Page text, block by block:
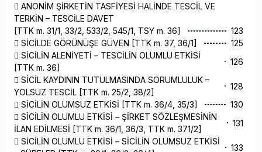
 ANONİM ŞİRKETİN TASFİYESİ HALİNDE TESCİL VE
TERKİN – TESCİLE DAVET
[TTK m. 31/1, 33/2, 533/2, 545/1, TSY m. 36]
123
 SİCİLDE GÖRÜNÜŞE GÜVEN [TTK m. 37, 36/1]
125
 SİCİLİN ALENİYETİ – TESCİLİN OLUMLU ETKİSİ
[TTK m. 36]
126
 SİCİL KAYDININ TUTULMASINDA SORUMLULUK –
YOLSUZ TESCİL [TTK m. 25/2, 38/2]
128
 SİCİLİN OLUMSUZ ETKİSİ [TTK m. 36/4, 35/3]
130
 SİCİLİN OLUMLU ETKİSİ – ŞİRKET SÖZLEŞMESİNİN
İLAN EDİLMESİ [TTK m. 36/1, 36/3, TTK m. 371/2]
131
 SİCİLİN OLUMLU ETKİSİ – SİCİLİN OLUMSUZ ETKİSİ
133